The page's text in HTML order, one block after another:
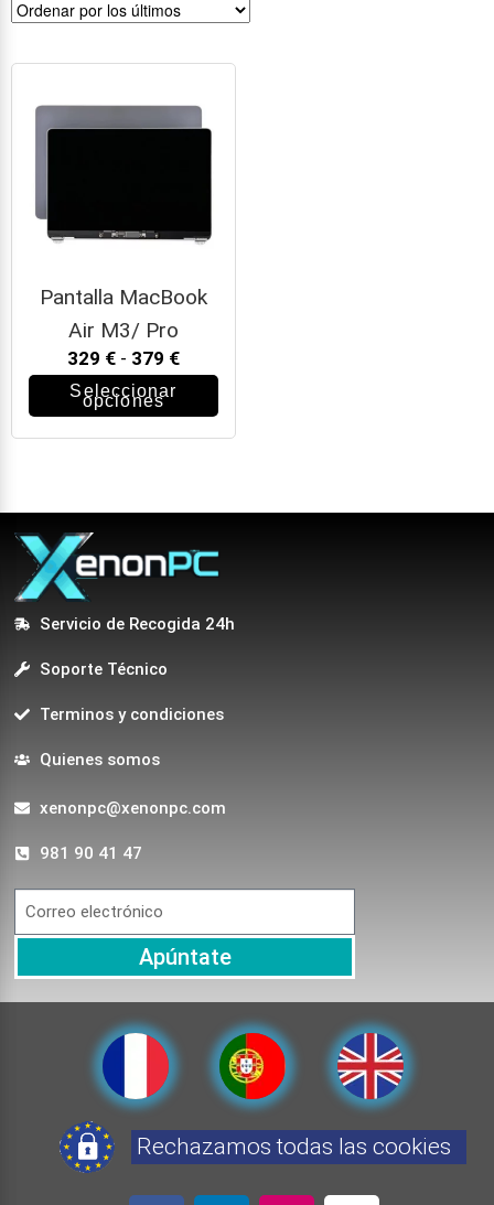
Pantalla MacBook
Air M3/ Pro
329 € - 379 €
Seleccionar
opciones
Servicio de Recogida 24h
Soporte Técnico
Terminos y condiciones
Quienes somos
xenonpc@xenonpc.com
981 90 41 47
Apúntate
Rechazamos todas las cookies